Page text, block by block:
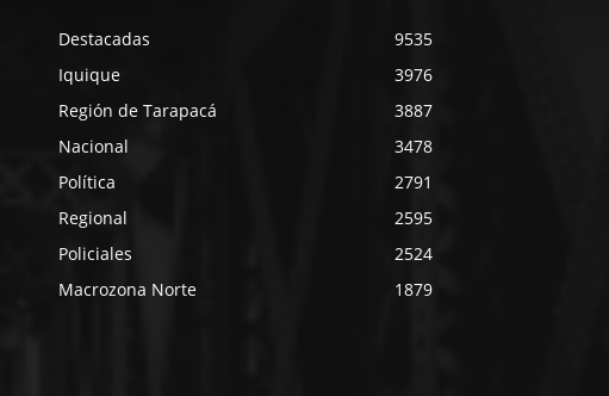
Destacadas
9535
Iquique
3976
Región de Tarapacá
3887
Nacional
3478
Política
2791
Regional
2595
Policiales
2524
Macrozona Norte
1879